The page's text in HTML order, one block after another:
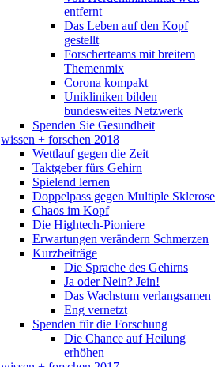
entfernt
Das Leben auf den Kopf
gestellt
Forscherteams mit breitem
Themenmix
Corona kompakt
Unikliniken bilden
bundesweites Netzwerk
Spenden Sie Gesundheit
wissen + forschen 2018
Wettlauf gegen die Zeit
Taktgeber fürs Gehirn
Spielend lernen
Doppelpass gegen Multiple Sklerose
Chaos im Kopf
Die Hightech-Pioniere
Erwartungen verändern Schmerzen
Kurzbeiträge
Die Sprache des Gehirns
Ja oder Nein? Jein!
Das Wachstum verlangsamen
Eng vernetzt
Spenden für die Forschung
Die Chance auf Heilung
erhöhen